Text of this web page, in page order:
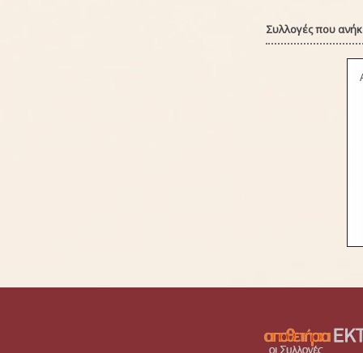
Συλλογές που